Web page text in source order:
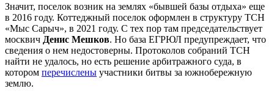
Значит, поселок возник на землях «бывшей базы отдыха» еще
в 2016 году. Коттеджный поселок оформлен в структуру ТСН
«Мыс Сарыч», в 2021 году. С тех пор там председательствует
москвич Денис Мешков. Но база ЕГРЮЛ предупреждает, что
сведения о нем недостоверны. Протоколов собраний ТСН
найти не удалось, но есть решение арбитражного суда, в
котором перечислены участники битвы за южнобережную
землю.